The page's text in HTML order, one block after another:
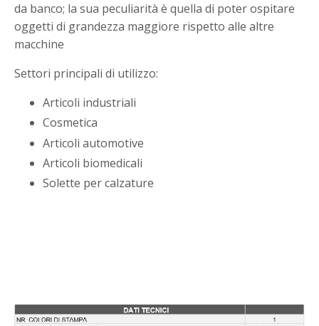
da banco; la sua peculiarità è quella di poter ospitare
oggetti di grandezza maggiore rispetto alle altre
macchine
Settori principali di utilizzo:
Articoli industriali
Cosmetica
Articoli automotive
Articoli biomedicali
Solette per calzature